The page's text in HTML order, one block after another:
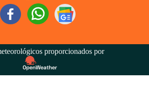
proporcionados por